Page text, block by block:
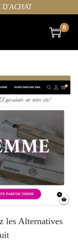
D'ACHAT
0
les Alternatives